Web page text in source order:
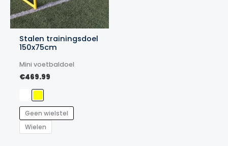
Stalen trainingsdoel
150x75cm
Mini voetbaldoel
€469.99
Geen wielstel
Wielen